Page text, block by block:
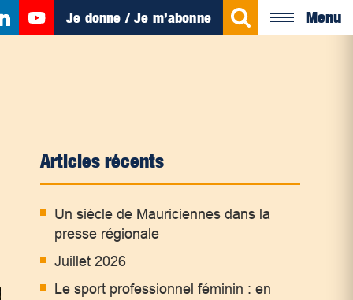
Je donne / Je m’abonne Menu
Articles récents
Un siècle de Mauriciennes dans la
presse régionale
Juillet 2026
Le sport professionnel féminin : en